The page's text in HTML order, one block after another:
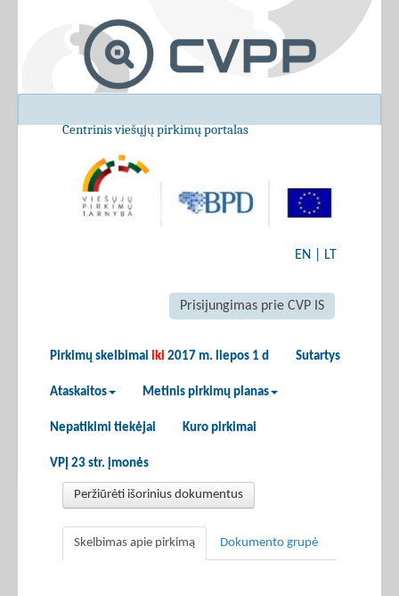
Centrinis viešųjų pirkimų portalas
EN LT
Prisijungimas prie CVP IS
Pirkimų skelbimai iki 2017 m. liepos 1 d Sutartys
Ataskaitos Metinis pirkimų planas
Nepatikimi tiekėjai Kuro pirkimai
VPĮ 23 str. įmonės
Peržiūrėti išorinius dokumentus
Skelbimas apie pirkimą Dokumento grupė